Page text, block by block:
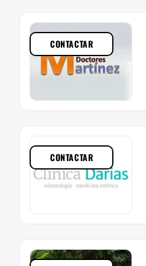
CONTACTAR
CONTACTAR